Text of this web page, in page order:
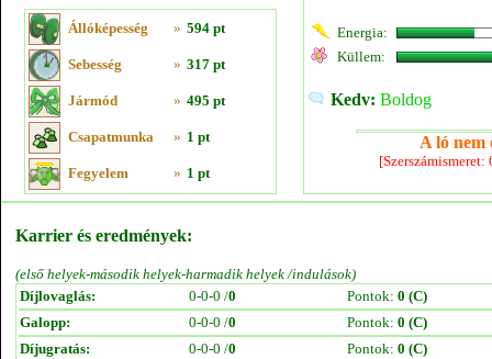
Állóképesség » 594 pt
Sebesség » 317 pt
Jármód » 495 pt
Csapatmunka » 1 pt
Fegyelem » 1 pt
Energia:
Küllem:
Kedv: Boldog
A ló nem
Karrier és eredmények:
(első helyek-második helyek-harmadik helyek /indulások)
Díjlovaglás:
0-0-0 /0 Pontok: 0 (C)
Galopp:
0-0-0 /0 Pontok: 0 (C)
Díjugratás:
0-0-0 /0 Pontok: 0 (C)